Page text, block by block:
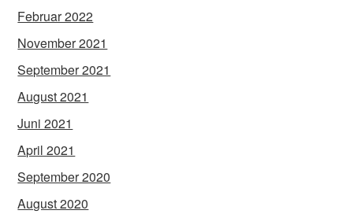
Februar 2022
November 2021
September 2021
August 2021
Juni 2021
April 2021
September 2020
August 2020